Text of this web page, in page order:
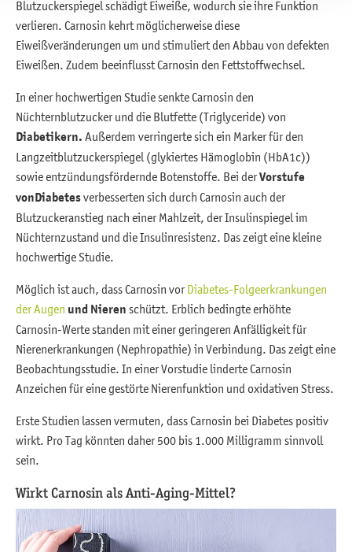
Blutzuckerspiegel schädigt Eiweiße, wodurch sie ihre Funktion
verlieren. Carnosin kehrt möglicherweise diese
Eiweißveränderungen um und stimuliert den Abbau von defekten
Eiweißen. Zudem beeinflusst Carnosin den Fettstoffwechsel.
In einer hochwertigen Studie senkte Carnosin den
Nüchternblutzucker und die Blutfette (Triglyceride) von
Diabetikern. Außerdem verringerte sich ein Marker für den
Langzeitblutzuckerspiegel (glykiertes Hämoglobin (HbA1c))
sowie entzündungsfördernde Botenstoffe. Bei derVorstufe
vonDiabetesverbesserten sich durch Carnosin auch der
Blutzuckeranstieg nach einer Mahlzeit, der Insulinspiegel im
Nüchternzustand und die Insulinresistenz. Das zeigt eine kleine
hochwertige Studie.
Möglich ist auch, dass Carnosin vorDiabetes-Folgeerkrankungen
der Augen und Nieren schützt. Erblich bedingte erhöhte
Carnosin-Werte standen mit einer geringeren Anfälligkeit für
Nierenerkrankungen (Nephropathie) in Verbindung. Das zeigt eine
Beobachtungsstudie. In einer Vorstudie linderte Carnosin
Anzeichen für eine gestörte Nierenfunktion und oxidativen Stress.
Erste Studien lassen vermuten, dass Carnosin bei Diabetes positiv
wirkt. Pro Tag könnten daher 500 bis 1.000 Milligramm sinnvoll
sein.
Wirkt Carnosin als Anti-Aging-Mittel?